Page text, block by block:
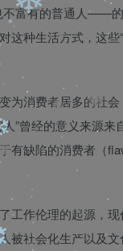
富有的普通人——的
这种生活方式，这些
为消费者居多的社
”曾经的意义来源来
有缺陷的消费者（
工作伦理的起源，
被社会化生产以及文
❄❄